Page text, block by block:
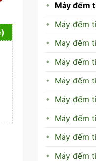
Máy đếm
Máy đếm
Máy đếm
Máy đếm
Máy đếm
Máy đếm
Máy đếm
Máy đếm
Máy đếm